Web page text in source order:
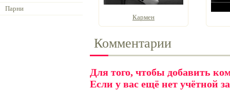
Парни
Кармен
Комментарии
Для того, чтобы добавить
Если у вас ещё нет учётной